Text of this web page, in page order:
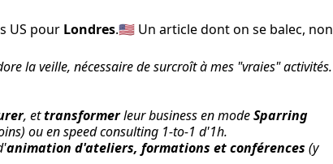
US pour Londres.🇺🇸 Un article dont on se balec, non
la veille, nécessaire de surcroît à mes "vraies" activités.
, ettransformerleur business en modeSparring
) ou en speed consulting 1-to-1 d'1h.
animation d'ateliers, formations et conférences (y